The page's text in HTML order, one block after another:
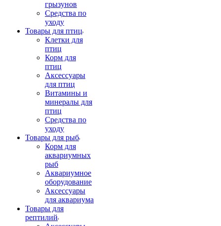
грызунов
Средства по
уходу
Товары для птиц
Клетки для
птиц
Корм для
птиц
Аксессуары
для птиц
Витамины и
минералы для
птиц
Средства по
уходу
Товары для рыб
Корм для
аквариумных
рыб
Аквариумное
оборудование
Аксессуары
для аквариума
Товары для
рептилий